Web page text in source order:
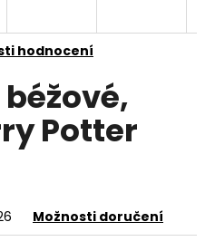
hodnocení
Potter
Možnosti doručení